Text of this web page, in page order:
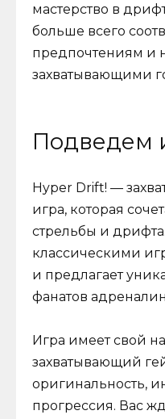
мастерство в
больше всего
предпочтениям и
захватывающими
Подведем
Hyper Drift! —
игра, которая
стрельбы и
классическими
и предлагает
фанатов
Игра имеет свой
захватывающий
оригинальность,
прогрессия. Вас